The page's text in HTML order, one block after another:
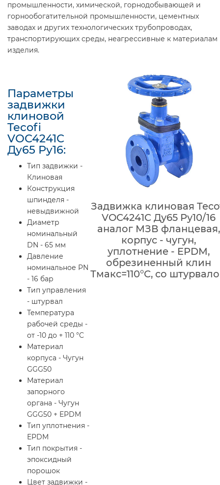
промышленности, химической, горнодобывающей и
горнообогатительной промышленности, цементных
заводах и других технологических трубопроводах,
транспортирующих среды, неагрессивные к материалам
изделия.
Параметры
задвижки
клиновой
Tecofi
VOC4241C
Ду65 Ру16:
Тип задвижки -
Клиновая
Конструкция
шпинделя -
невыдвижной
Диаметр
номинальный
DN - 65 мм
Давление
номинальное PN
- 16 бар
Тип управления
- штурвал
Температура
рабочей среды -
от -10 до + 110 °C
Материал
корпуса - Чугун
GGG50
Материал
запорного
органа - Чугун
GGG50 + EPDM
Тип уплотнения -
EPDM
Тип покрытия -
эпоксидный
порошок
Цвет задвижки -
Задвижка клиновая
VOC4241C Ду65 Ру10/16
аналог МЗВ фланцевая,
корпус - чугун,
уплотнение - EPDM,
обрезиненный клин
Тмакс=110°С, со